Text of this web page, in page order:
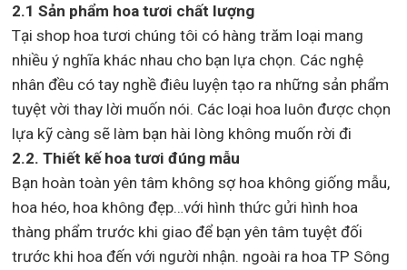
2.1 Sản phẩm hoa tươi chất lượng
Tại shop hoa tươi chúng tôi có hàng trăm loại mang
nhiều ý nghĩa khác nhau cho bạn lựa chọn. Các nghệ
nhân đều có tay nghề điêu luyện tạo ra những sản phẩm
tuyệt vời thay lời muốn nói. Các loại hoa luôn được chọn
lựa kỹ càng sẽ làm bạn hài lòng không muốn rời đi
2.2. Thiết kế hoa tươi đúng mẫu
Bạn hoàn toàn yên tâm không sợ hoa không giống mẫu,
hoa héo, hoa không đẹp…với hình thức gửi hình hoa
thàng phẩm trước khi giao để bạn yên tâm tuyệt đối
trước khi hoa đến với người nhận. ngoài ra hoa TP Sông